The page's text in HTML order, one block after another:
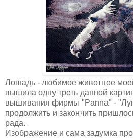
Лошадь - любимое животное
вышила одну треть данной
вышивания фирмы "Panna" -
продолжить и закончить
рада.
Изображение и сама задумка